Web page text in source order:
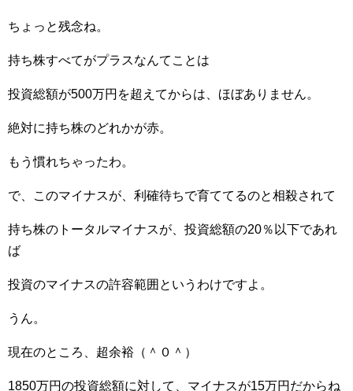
ちょっと残念ね。
持ち株すべてがプラスなんてことは
投資総額が500万円を超えてからは、ほぼありません。
絶対に持ち株のどれかが赤。
もう慣れちゃったわ。
で、このマイナスが、利確待ちで育ててるのと相殺されて
持ち株のトータルマイナスが、投資総額の20％以下であれ
ば
投資のマイナスの許容範囲というわけですよ。
うん。
現在のところ、超余裕（＾０＾）
1850万円の投資総額に対して、マイナスが15万円だからね